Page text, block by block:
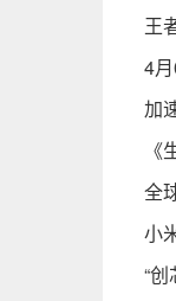
王
4
加
全
小
“